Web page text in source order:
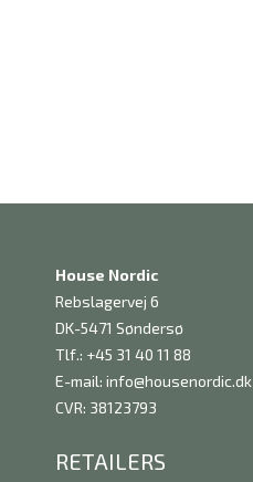
House Nordic
Rebslagervej 6
DK-5471 Søndersø
Tlf.: +45 31 40 11 88
E-mail: info@housenordic.dk
CVR: 38123793
RETAILERS